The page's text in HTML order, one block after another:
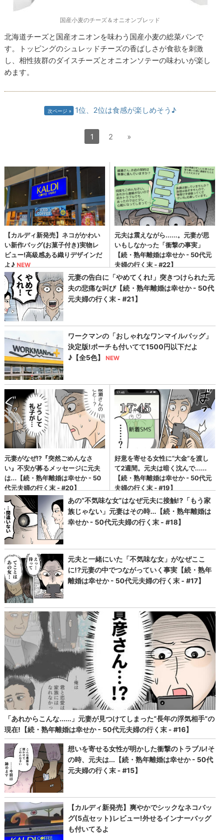
国産小麦のチーズ＆オニオンブレッド
北海道チーズと国産オニオンを味わう国産小麦の総菜パンで
す。トッピングのシュレッドチーズの香ばしさが食欲を刺激
し、相性抜群のダイスチーズとオニオンソテーの味わいが楽し
めます。
次ページ 1位、2位は食感が楽しめそう♪
1 2 »